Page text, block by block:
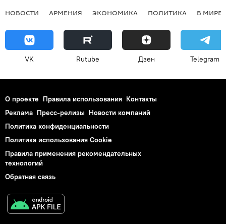
НОВОСТИ АРМЕНИЯ ЭКОНОМИКА ПОЛИТИКА В МИРЕ
VK Rutube Дзен Telegram
О проекте Правила использования Контакты
Реклама Пресс-релизы Новости компаний
Политика конфиденциальности
Политика использования Cookie
Правила применения рекомендательных
технологий
Обратная связь